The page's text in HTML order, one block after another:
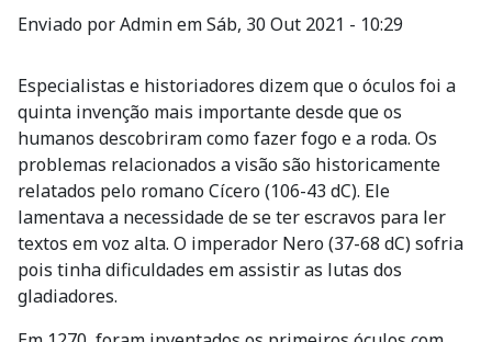
Enviado por Admin Sáb, 30 Out 2021 - 10:29
Especialistas e historiadores dizem que o óculos foi a
quinta invenção mais importante desde que os
humanos descobriram como fazer fogo e a roda. Os
problemas relacionados a visão são historicamente
relatados pelo romano Cícero (106-43 dC). Ele
lamentava a necessidade de se ter escravos para ler
textos em voz alta. O imperador Nero (37-68 dC) sofria
pois tinha dificuldades em assistir as lutas dos
gladiadores.
Em 1270, foram inventados os primeiros óculos com